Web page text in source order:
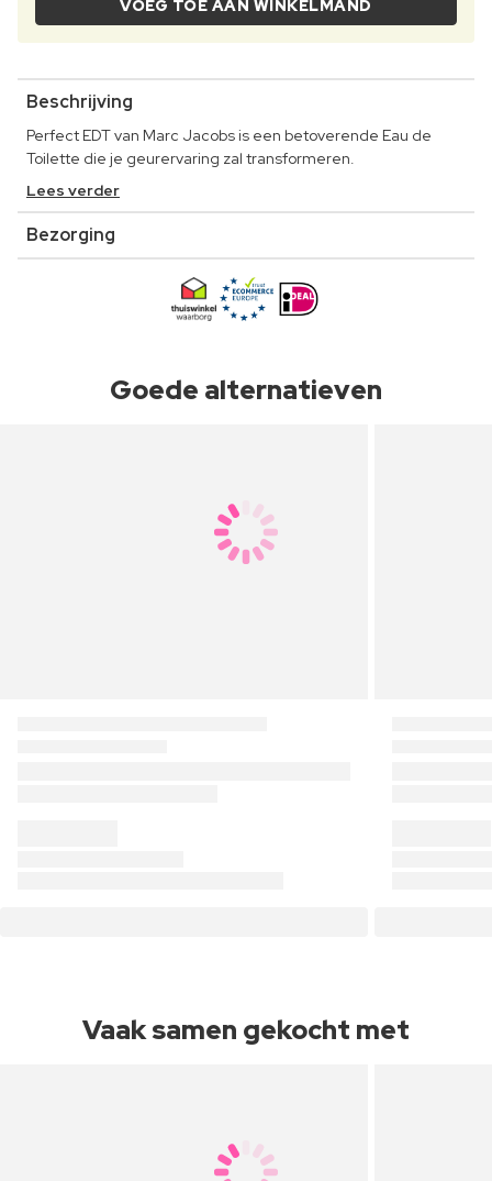
VOEG TOE AAN WINKELMAND
Beschrijving
Perfect EDT van Marc Jacobs is een betoverende Eau de
Toilette die je geurervaring zal transformeren.
Lees verder
Bezorging
Goede alternatieven
Vaak samen gekocht met